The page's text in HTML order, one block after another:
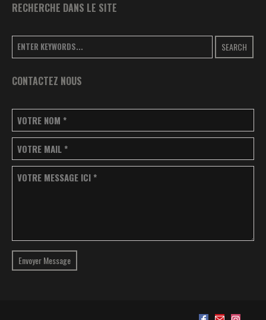
RECHERCHE DANS LE SITE
SEARCH
CONTACTEZ NOUS
VOTRE NOM *
VOTRE MAIL *
VOTRE MESSAGE ICI *
Envoyer Message